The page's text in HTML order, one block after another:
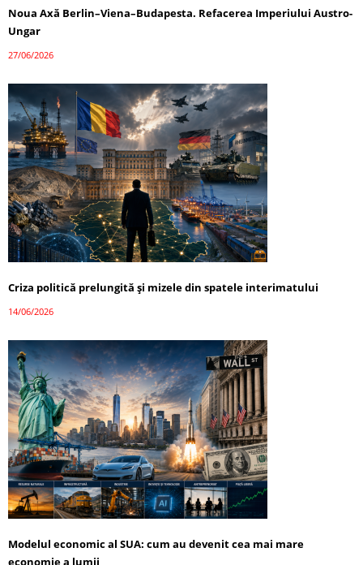
Noua Axă Berlin–Viena–Budapesta. Refacerea Imperiului Austro-
Ungar
27/06/2026
Criza politică prelungită și mizele din spatele interimatului
14/06/2026
Modelul economic al SUA: cum au devenit cea mai mare
economie a lumii